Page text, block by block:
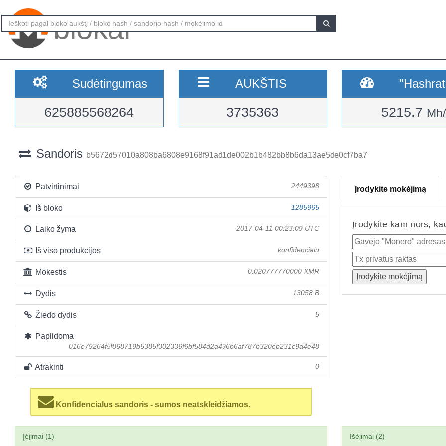
blokai
Sudėtingumas
625885568264
AUKŠTIS
3735363 5215.7
Sandoris b5672d57010a808ba6808e9168f91ad1de002b1b482bb8b6da13ae5de0cf7ba7
Patvirtinimai 2449398
Iš bloko 1285965
Laiko žyma 2017-04-11 00:23:09 UTC
Iš viso produkcijos konfidencialu
Mokestis 0.020777770000 XMR
Dydis 13058 B
Žiedo dydis 5
Papildoma
016e79264f5f868719b5385f302336f6bf584d2a496b6af787b320eb231c9a4e48
Atrakinti 0
Konfidencialus sandoris - sumos neatskleidžiamos.
Įrodykite mokėjimą
Įrodykite kam nors,
Įėjimai (1) Išėjimai (2)